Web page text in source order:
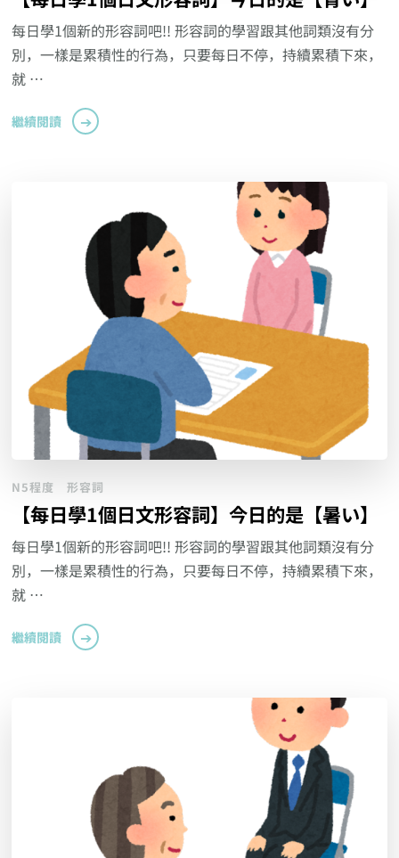
每日學1個新的形容詞吧!! 形容詞的學習跟其他詞類沒有分
別，一樣是累積性的行為，只要每日不停，持續累積下來，
就 …
繼續閱讀
N5程度 形容詞
【每日學1個日文形容詞】今日的是【暑い】
每日學1個新的形容詞吧!! 形容詞的學習跟其他詞類沒有分
別，一樣是累積性的行為，只要每日不停，持續累積下來，
就 …
繼續閱讀